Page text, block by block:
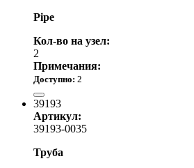
Pipe
Кол-во на узел:
2
Примечания:
Доступно: 2
39193
Артикул:
39193-0035
Труба